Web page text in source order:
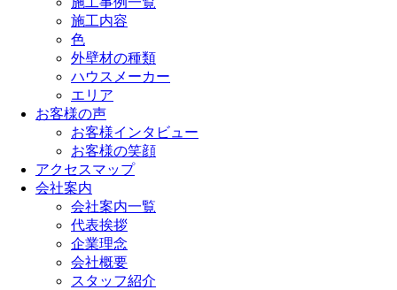
施工内容
色
外壁材の種類
ハウスメーカー
エリア
お客様の声
お客様インタビュー
お客様の笑顔
アクセスマップ
会社案内
会社案内一覧
代表挨拶
企業理念
会社概要
スタッフ紹介